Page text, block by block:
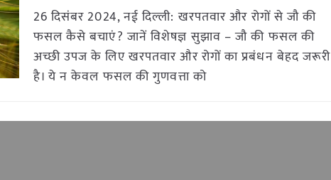
26 दिसंबर 2024, नई दिल्ली: खरपतवार और रोगों से जौ की
फसल कैसे बचाएं? जानें विशेषज्ञ सुझाव – जौ की फसल की
अच्छी उपज के लिए खरपतवार और रोगों का प्रबंधन बेहद जरूरी
है। ये न केवल फसल की गुणवत्ता को